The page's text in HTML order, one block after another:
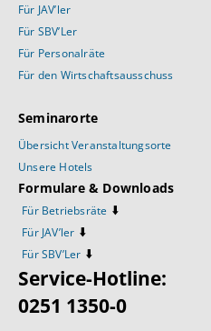
Für JAV’ler
Für SBV’Ler
Für Personalräte
Für den Wirtschaftsausschuss
Seminarorte
Übersicht Veranstaltungsorte
Unsere Hotels
Formulare & Downloads
Für Betriebsräte ⬇️
Für JAV’ler ⬇️
Für SBV’Ler ⬇️
Service-Hotline:
0251 1350-0